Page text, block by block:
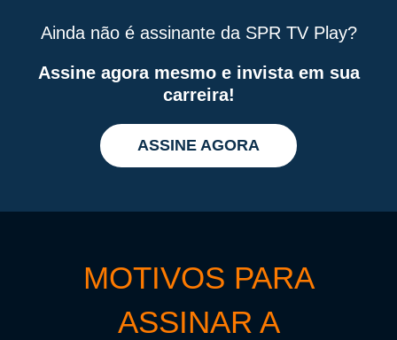
Ainda não é assinante da SPR TV Play?
Assine agora mesmo e invista em sua
carreira!
ASSINE AGORA
MOTIVOS PARA
ASSINAR A